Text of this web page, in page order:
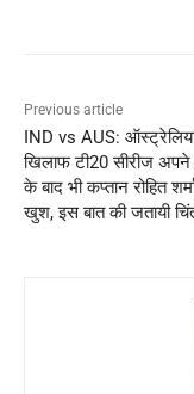
Previous article
IND vs AUS:
खिलाफ टी20 सीरीज
के बाद भी कप्तान रोहित
खुश, इस बात की जतायी